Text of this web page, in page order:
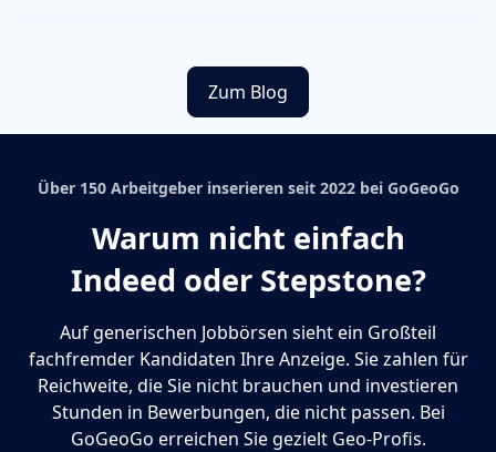
Zum Blog
Über 150 Arbeitgeber inserieren seit 2022 bei GoGeoGo
Warum nicht einfach
Indeed oder Stepstone?
Auf generischen Jobbörsen sieht ein Großteil
fachfremder Kandidaten Ihre Anzeige. Sie zahlen für
Reichweite, die Sie nicht brauchen und investieren
Stunden in Bewerbungen, die nicht passen. Bei
GoGeoGo erreichen Sie gezielt Geo-Profis.